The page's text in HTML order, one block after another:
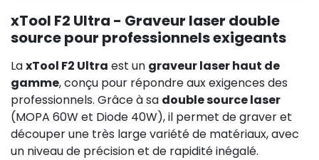
xTool F2 Ultra - Graveur laser double
source pour professionnels exigeants
LaxTool F2 Ultra est un graveur laser haut de
gamme, conçu pour répondre aux exigences des
professionnels. Grâce à sa double source laser
(MOPA 60W et Diode 40W), il permet de graver et
découper une très large variété de matériaux, avec
un niveau de précision et de rapidité inégalé.